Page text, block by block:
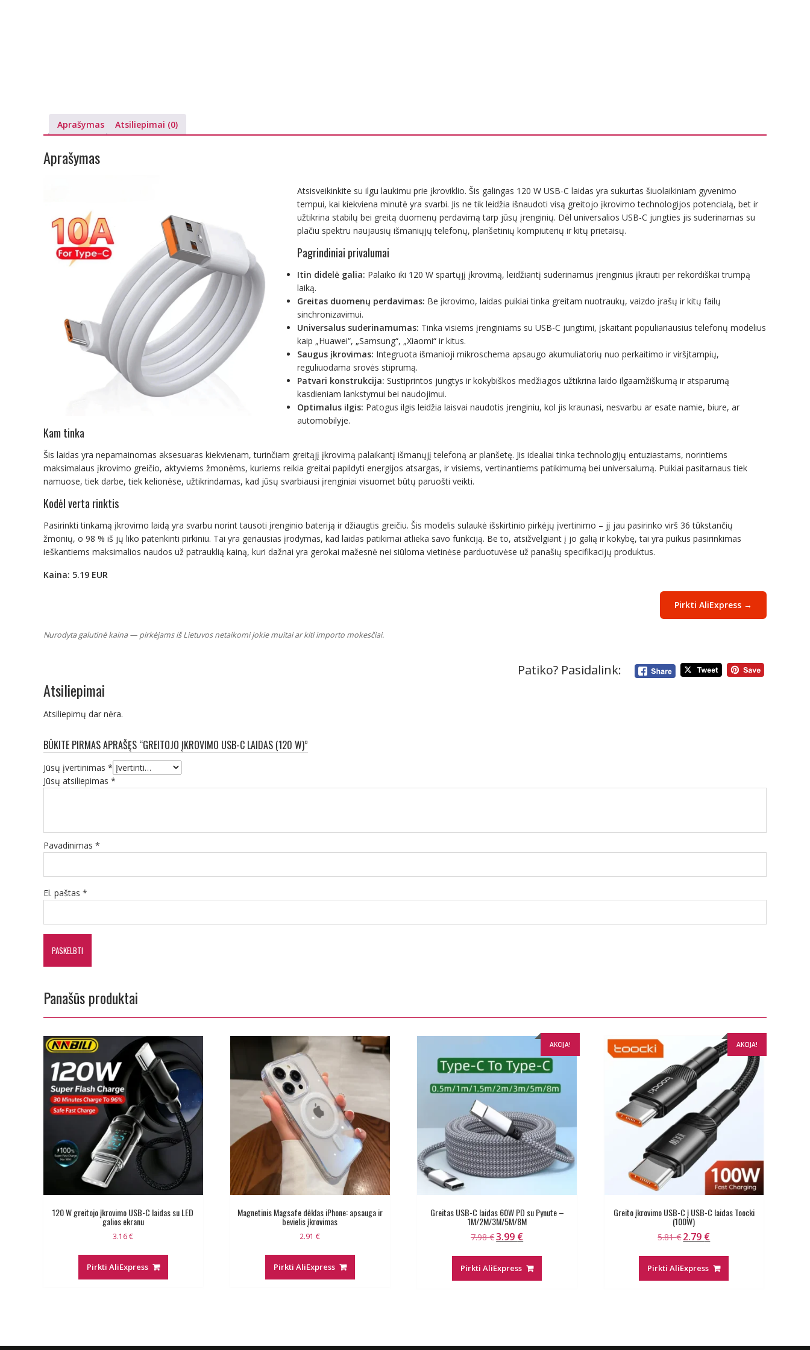
Aprašymas Atsiliepimai (0)
Aprašymas
Atsisveikinkite su ilgu laukimu prie įkroviklio. Šis galingas 120 W USB-C laidas yra sukurtas šiuolaikiniam gyvenimo
tempui, kai kiekviena minutė yra svarbi. Jis ne tik leidžia išnaudoti visą greitojo įkrovimo technologijos potencialą, bet ir
užtikrina stabilų bei greitą duomenų perdavimą tarp jūsų įrenginių. Dėl universalios USB-C jungties jis suderinamas su
plačiu spektru naujausių išmaniųjų telefonų, planšetinių kompiuterių ir kitų prietaisų.
Pagrindiniai privalumai
Itin didelė galia: Palaiko iki 120 W spartųjį įkrovimą, leidžiantį suderinamus įrenginius įkrauti per rekordiškai trumpą
laiką.
Greitas duomenų perdavimas: Be įkrovimo, laidas puikiai tinka greitam nuotraukų, vaizdo įrašų ir kitų failų
sinchronizavimui.
Universalus suderinamumas: Tinka visiems įrenginiams su USB-C jungtimi, įskaitant populiariausius telefonų modelius
kaip „Huawei“, „Samsung“, „Xiaomi“ ir kitus.
Saugus įkrovimas: Integruota išmanioji mikroschema apsaugo akumuliatorių nuo perkaitimo ir viršįtampių,
reguliuodama srovės stiprumą.
Patvari konstrukcija: Sustiprintos jungtys ir kokybiškos medžiagos užtikrina laido ilgaamžiškumą ir atsparumą
kasdieniam lankstymui bei naudojimui.
Optimalus ilgis: Patogus ilgis leidžia laisvai naudotis įrenginiu, kol jis kraunasi, nesvarbu ar esate namie, biure, ar
automobilyje.
Kam tinka
Šis laidas yra nepamainomas aksesuaras kiekvienam, turinčiam greitąjį įkrovimą palaikantį išmanųjį telefoną ar planšetę. Jis idealiai tinka technologijų entuziastams, norintiems
maksimalaus įkrovimo greičio, aktyviems žmonėms, kuriems reikia greitai papildyti energijos atsargas, ir visiems, vertinantiems patikimumą bei universalumą. Puikiai pasitarnaus tiek
namuose, tiek darbe, tiek kelionėse, užtikrindamas, kad jūsų svarbiausi įrenginiai visuomet būtų paruošti veikti.
Kodėl verta rinktis
Pasirinkti tinkamą įkrovimo laidą yra svarbu norint tausoti įrenginio bateriją ir džiaugtis greičiu. Šis modelis sulaukė išskirtinio pirkėjų įvertinimo – jį jau pasirinko virš 36 tūkstančių
žmonių, o 98 % iš jų liko patenkinti pirkiniu. Tai yra geriausias įrodymas, kad laidas patikimai atlieka savo funkciją. Be to, atsižvelgiant į jo galią ir kokybę, tai yra puikus pasirinkimas
ieškantiems maksimalios naudos už patrauklią kainą, kuri dažnai yra gerokai mažesnė nei siūloma vietinėse parduotuvėse už panašių specifikacijų produktus.
Kaina: 5.19 EUR
Pirkti AliExpress →
Nurodyta galutinė kaina — pirkėjams iš Lietuvos netaikomi jokie muitai ar kiti importo mokesčiai.
Patiko? Pasidalink:
Atsiliepimai
Atsiliepimų dar nėra.
BŪKITE PIRMAS APRAŠĘS “GREITOJO ĮKROVIMO USB-C LAIDAS (120 W)”
Jūsų įvertinimas *
Jūsų atsiliepimas *
Pavadinimas *
El. paštas *
Panašūs produktai
120 W greitojo įkrovimo USB-C laidas su LED
galios ekranu
3.16€
Pirkti AliExpress
Magnetinis Magsafe dėklas iPhone: apsauga ir
bevielis įkrovimas
2.91€
Pirkti AliExpress
AKCIJA!
Greitas USB-C laidas 60W PD su Pynute –
1M/2M/3M/5M/8M
7.98€Original
7.98 €.
3.99 €Current
3.99 €.
Pirkti AliExpress
AKCIJA!
Greito įkrovimo USB-C į USB-C laidas Toocki
(100W)
5.81€ Original
5.81 €.
2.79 €Current
2.79 €.
Pirkti AliExpress